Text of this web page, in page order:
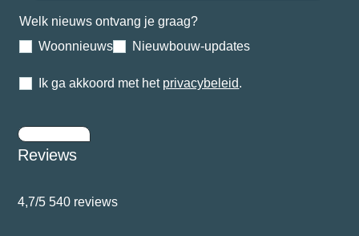
Welk nieuws ontvang je graag?
Woonnieuws
Nieuwbouw-updates
Ik ga akkoord met het privacybeleid.
Reviews
4,7/5 540 reviews